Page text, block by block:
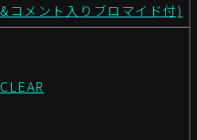
&コメント入りブロマイド付)
CLEAR